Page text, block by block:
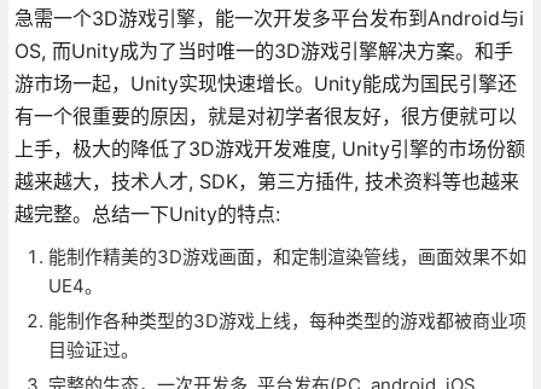
急需一个3D游戏引擎，能一次开发多平台发布到Android与i
OS, 而Unity成为了当时唯一的3D游戏引擎解决方案。和手
游市场一起，Unity实现快速增长。Unity能成为国民引擎还
有一个很重要的原因，就是对初学者很友好，很方便就可以
上手，极大的降低了3D游戏开发难度, Unity引擎的市场份额
越来越大，技术人才, SDK，第三方插件, 技术资料等也越来
越完整。总结一下Unity的特点:
能制作精美的3D游戏画面，和定制渲染管线，画面效果不如
UE4。
能制作各种类型的3D游戏上线，每种类型的游戏都被商业项
目验证过。
完整的生态，一次开发多, 平台发布(PC, android, iOS,